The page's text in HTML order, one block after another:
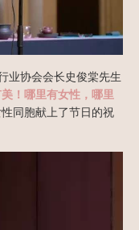
业协会会长史俊棠先生
！哪里有女性，哪里
同胞献上了节日的祝